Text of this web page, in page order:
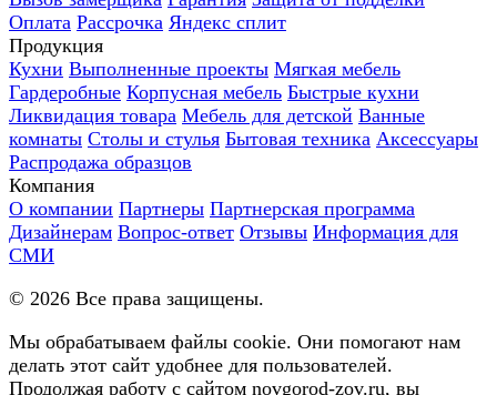
Оплата Рассрочка Яндекс сплит
Продукция
Кухни Выполненные проекты Мягкая мебель
Гардеробные Корпусная мебель Быстрые кухни
Ликвидация товара Мебель для детской Ванные
комнаты Столы и стулья Бытовая техника Аксессуары
Распродажа образцов
Компания
О компании Партнеры Партнерская программа
Дизайнерам Вопрос-ответ Отзывы Информация для
СМИ
© 2026 Все права защищены.
Мы обрабатываем файлы cookie. Они помогают нам
делать этот сайт удобнее для пользователей.
Продолжая работу с сайтом novgorod-zov.ru, вы